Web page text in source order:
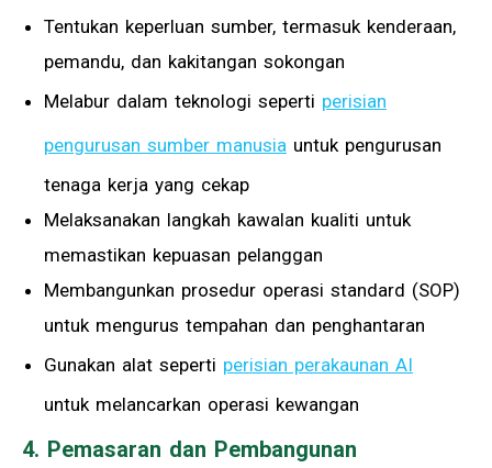
Tentukan keperluan sumber, termasuk kenderaan,
pemandu, dan kakitangan sokongan
Melabur dalam teknologi seperti perisian
pengurusan sumber manusia untuk pengurusan
tenaga kerja yang cekap
Melaksanakan langkah kawalan kualiti untuk
memastikan kepuasan pelanggan
Membangunkan prosedur operasi standard (SOP)
untuk mengurus tempahan dan penghantaran
Gunakan alat seperti perisian perakaunan AI
untuk melancarkan operasi kewangan
4. Pemasaran dan Pembangunan